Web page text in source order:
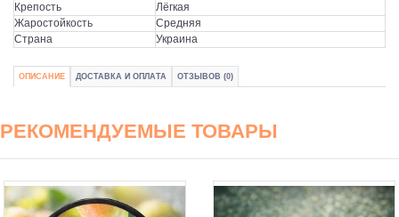
Крепость
Лёгкая
Жаростойкость
Средняя
Страна
Украина
ОПИСАНИЕ ДОСТАВКА И ОПЛАТА ОТЗЫВОВ (0)
РЕКОМЕНДУЕМЫЕ ТОВАРЫ